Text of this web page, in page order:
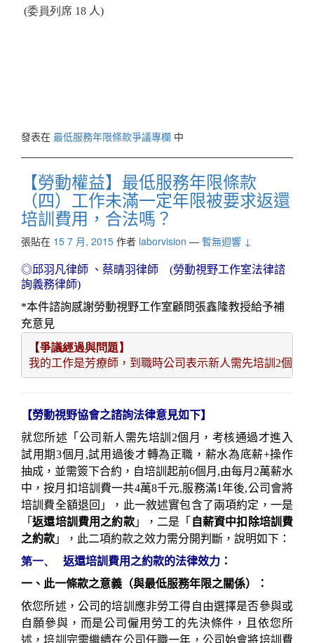
(委員列席 18 人)
發表在 最低服務年限條款爭議專欄 中
【勞動權益】最低服務年限條款
（四）工作未滿一定年限被要求返還
培訓費用，合法嗎？
張貼在 15 7 月, 2015 作者 laborvision — 暫無迴響 ↓
◎邱羽凡律師 、蔡晴羽律師 (勞動視野工作室法律諮
詢義務律師)
*本件諮詢感謝勞動視野工作室顧問張鑫隆教授給予補
充意見
【爭議經過與問題】
我的工作是芳療師，到職時公司表示新人需先培訓2個月
【勞動視野協會之諮詢法律意見如下】
就您所述「 公司新人需先培訓2個月，考核通過才進入
試用期3個月,試用過後才轉為正職，薪水為底薪+操作
抽成，並需簽下合約，自培訓起前6個月,由每月2萬薪水
中，按月扣培訓費一共4萬8千元,服務滿1年後,公司會將
培訓費全額退回 」，此一敘述實包含了兩項約定，一是
「返還培訓費用之約款」，二是「 自薪資中扣除培訓費
之約款 」，此二項約款之效力需分開判斷，說明如下：
第一、
返還培訓費用之約款的法律效力：
一、此一條款之意義（與最低服務年限之關係）：
依您所述，公司的培訓應非勞工得自由選擇是否參與或
自願參與，而是公司僱用勞工的先決條件，且依您所
述，培訓完需繼續在公司任職一年，公司始會將培訓費